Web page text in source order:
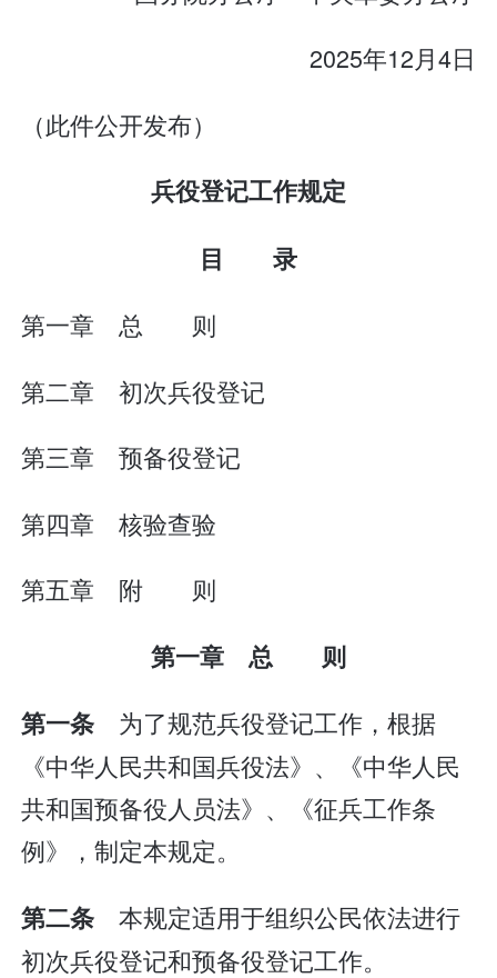
2025年12月4日
（此件公开发布）
兵役登记工作规定
目 录
第一章 总 则
第二章 初次兵役登记
第三章 预备役登记
第四章 核验查验
第五章 附 则
第一章 总 则
第一条 为了规范兵役登记工作，根据
《中华人民共和国兵役法》、《中华人民
共和国预备役人员法》、《征兵工作条
例》，制定本规定。
第二条本规定适用于组织公民依法进行
初次兵役登记和预备役登记工作。